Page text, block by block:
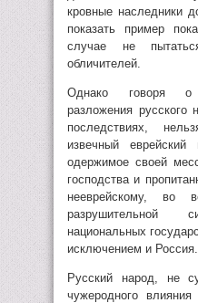
кровные наследники
показать пример
случае не
обличителей.
Однако говоря о
разложения русского
последствиях,
извечный еврейский
одержимое своей
господства и
нееврейскому, во
национальных
исключением и Россия.
Русский народ, не
чужеродного